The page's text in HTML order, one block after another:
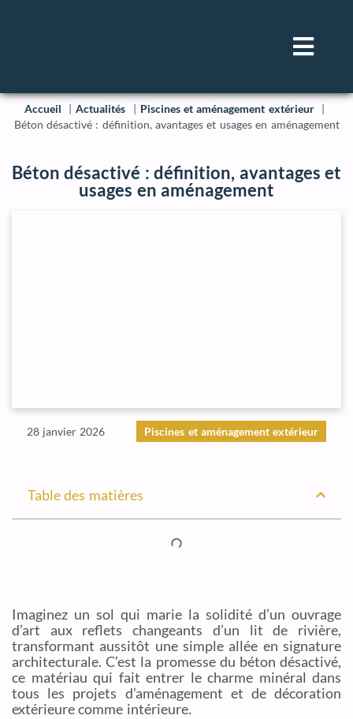
Accueil Actualités
Piscines et aménagement extérieur
Béton désactivé : définition, avantages et usages en aménagement
Béton désactivé : définition, avantages et
usages en aménagement
28 janvier 2026 Piscines et aménagement extérieur
Table des matières
Imaginez un sol qui marie la solidité d’un ouvrage
d’art aux reflets changeants d’un lit de rivière,
transformant aussitôt une simple allée en signature
architecturale. C’est la promesse du béton désactivé,
ce matériau qui fait entrer le charme minéral dans
tous les projets d’aménagement et de décoration
extérieure comme intérieure.